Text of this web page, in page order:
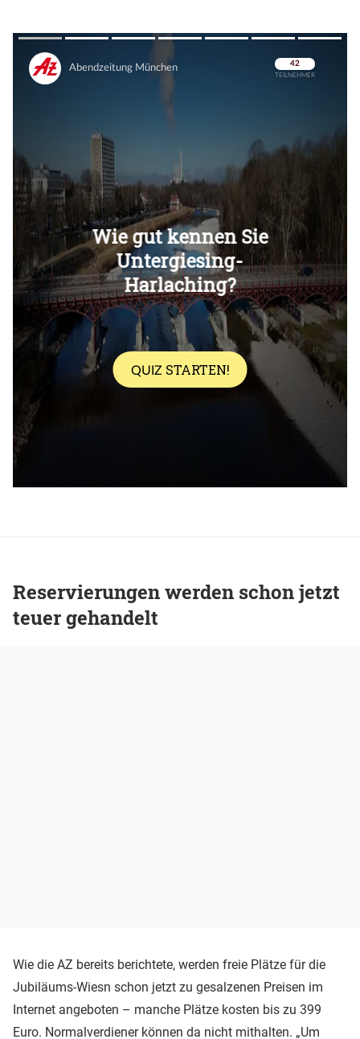
Überspringen
Überspringen
Reservierungen werden schon jetzt
teuer gehandelt
Wie die AZ bereits berichtete, werden freie Plätze für die
Jubiläums-Wiesn schon jetzt zu gesalzenen Preisen im
Internet angeboten – manche Plätze kosten bis zu 399
Euro. Normalverdiener können da nicht mithalten. „Um